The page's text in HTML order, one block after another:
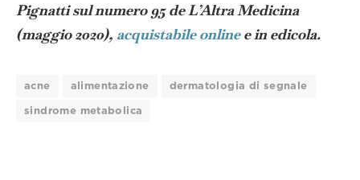
Pignatti sul numero 95 deL’Altra Medicina
(maggio 2020), acquistabile onlinee in edicola.
acne alimentazione dermatologia di segnale
sindrome metabolica